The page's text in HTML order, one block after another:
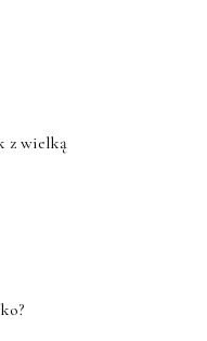
z wielką